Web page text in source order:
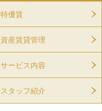
特優賃
資産賃貸管理
サービス内容
スタッフ紹介